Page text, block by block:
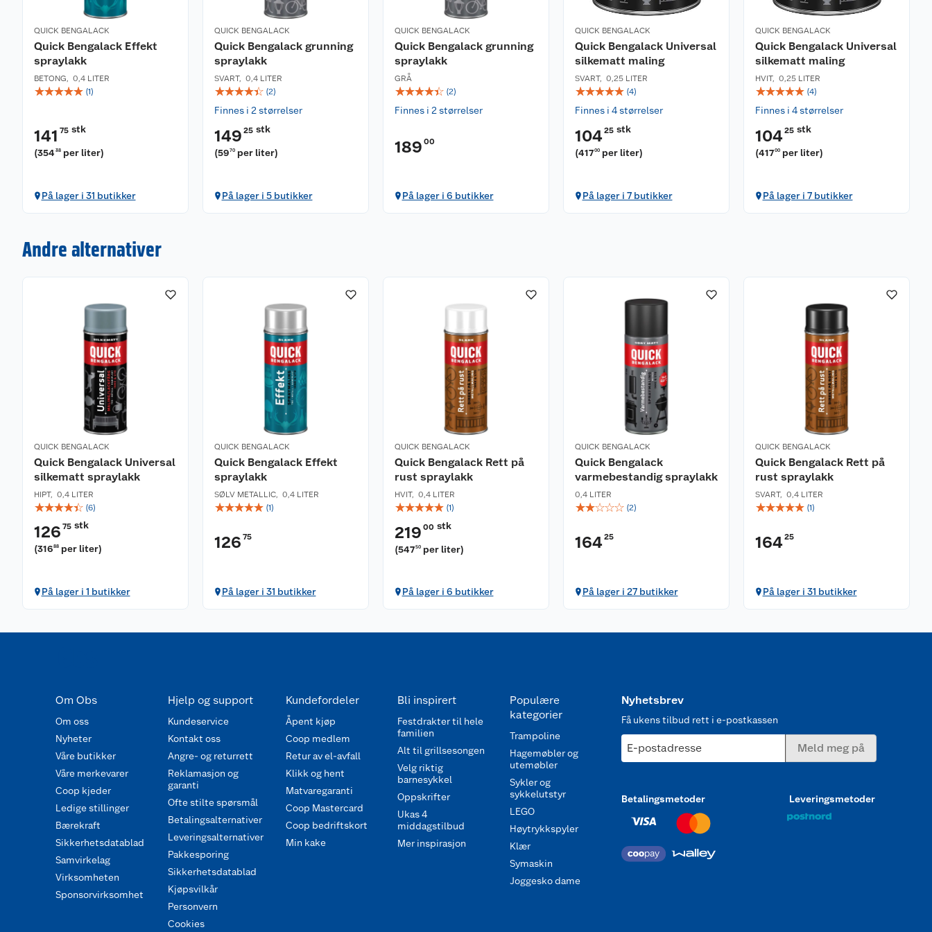
QUICK BENGALACK
Quick Bengalack Effekt
spraylakk
BETONG, 0,4 LITER
☆☆☆☆☆ (1)
141 75 stk
(354 38 per liter)
På lager i 31 butikker
QUICK BENGALACK
Quick Bengalack grunning
spraylakk
SVART, 0,4 LITER
☆☆☆☆☆ (2)
Finnes i 2 størrelser
149 25 stk
(5970 per liter)
På lager i 5 butikker
QUICK BENGALACK
Quick Bengalack grunning
spraylakk
GRÅ
☆☆☆☆☆ (2)
Finnes i 2 størrelser
189 00
På lager i 6 butikker
QUICK BENGALACK
Quick Bengalack Universal
silkematt maling
SVART, 0,25 LITER
☆☆☆☆☆ (4)
Finnes i 4 størrelser
10425 stk
(41700 per liter)
På lager i 7 butikker
QUICK BENGALACK
Quick Bengalack Universal
silkematt maling
HVIT, 0,25 LITER
☆☆☆☆☆ (4)
Finnes i 4 størrelser
10425 stk
(41700 per liter)
På lager i 7 butikker
Andre alternativer
QUICK BENGALACK
Quick Bengalack Universal
silkematt spraylakk
HIPT, 0,4 LITER
☆☆☆☆☆ (6)
126 75 stk
(31688 per liter)
På lager i 1 butikker
QUICK BENGALACK
Quick Bengalack Effekt
spraylakk
SØLV METALLIC, 0,4 LITER
☆☆☆☆☆ (1)
126 75
På lager i 31 butikker
QUICK BENGALACK
Quick Bengalack Rett på
rust spraylakk
HVIT, 0,4 LITER
☆☆☆☆☆ (1)
219 00 stk
(54750 per liter)
På lager i 6 butikker
QUICK BENGALACK
Quick Bengalack
varmebestandig spraylakk
0,4 LITER
☆☆☆☆☆ (2)
16425
På lager i 27 butikker
QUICK BENGALACK
Quick Bengalack Rett på
rust spraylakk
SVART, 0,4 LITER
☆☆☆☆☆ (1)
16425
På lager i 31 butikker
Om Obs
Om oss
Nyheter
Våre butikker
Våre merkevarer
Coop kjeder
Ledige stillinger
Bærekraft
Sikkerhetsdatablad
Samvirkelag
Virksomheten
Sponsorvirksomhet
Hjelp og support
Kundeservice
Kontakt oss
Angre- og returrett
Reklamasjon og
garanti
Ofte stilte spørsmål
Betalingsalternativer
Leveringsalternativer
Pakkesporing
Sikkerhetsdatablad
Kjøpsvilkår
Personvern
Cookies
Kundefordeler
Åpent kjøp
Coop medlem
Retur av el-avfall
Klikk og hent
Matvaregaranti
Coop Mastercard
Coop bedriftskort
Min kake
Bli inspirert
Festdrakter til hele
familien
Alt til grillsesongen
Velg riktig
barnesykkel
Oppskrifter
Ukas 4
middagstilbud
Mer inspirasjon
Populære
kategorier
Trampoline
Hagemøbler og
utemøbler
Sykler og
sykkelutstyr
LEGO
Høytrykkspyler
Klær
Symaskin
Joggesko dame
Nyhetsbrev
Få ukens tilbud rett i e-postkassen
E-postadresse Meld meg på
Betalingsmetoder Leveringsmetoder